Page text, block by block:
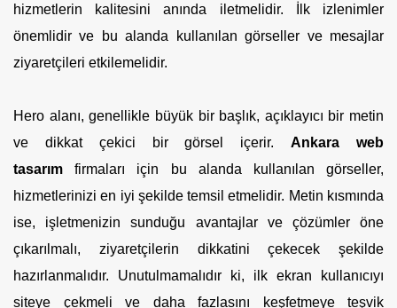
hizmetlerin kalitesini anında iletmelidir. İlk izlenimler
önemlidir ve bu alanda kullanılan görseller ve mesajlar
ziyaretçileri etkilemelidir.
Hero alanı, genellikle büyük bir başlık, açıklayıcı bir metin
ve dikkat çekici bir görsel içerir.Ankara web
tasarım firmaları için bu alanda kullanılan görseller,
hizmetlerinizi en iyi şekilde temsil etmelidir. Metin kısmında
ise, işletmenizin sunduğu avantajlar ve çözümler öne
çıkarılmalı, ziyaretçilerin dikkatini çekecek şekilde
hazırlanmalıdır. Unutulmamalıdır ki, ilk ekran kullanıcıyı
siteye çekmeli ve daha fazlasını keşfetmeye teşvik